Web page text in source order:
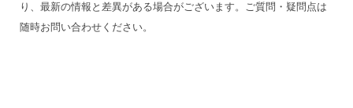
り、最新の情報と差異がある場合がございます。ご質問・疑問点は
随時お問い合わせください。